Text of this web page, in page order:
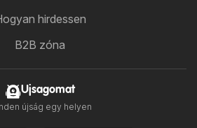
hirdessen
B2B zóna
Ujsagomat
újság egy helyen